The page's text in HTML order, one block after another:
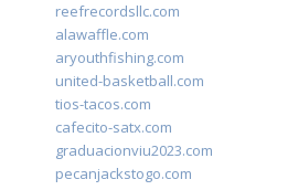
reefrecordsllc.com
alawaffle.com
aryouthfishing.com
united-basketball.com
tios-tacos.com
cafecito-satx.com
graduacionviu2023.com
pecanjackstogo.com